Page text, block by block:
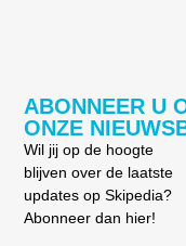
ABONNEER U
ONZE
Wil jij op de hoogte
blijven over de laatste
updates op Skipedia?
Abonneer dan hier!